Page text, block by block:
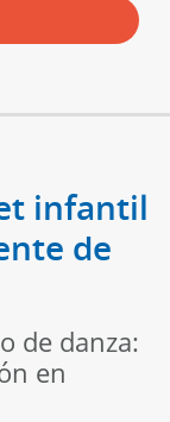
infantil
de
de danza:
en